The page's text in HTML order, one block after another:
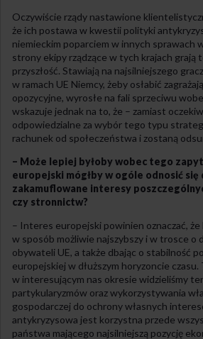
Oczywiście rządy nastawione
że ich postawa w kwestii polityki
niemieckim poparciem w innych sprawach
strony ekipy rządzące w tych krajach grają
przyszłość. Stawiają na najsilniejszego
w ramach UE Niemcy, żeby osłabić
opozycyjne, wyrosłe na fali sprzeciwu
wskazuje jednak na to, że – zamiast
odpowiedzialne za wybór tego typu
rachunek od społeczeństwa i zostaną
– Może lepiej byłoby wobec tego
europejski mógłby w ogóle odnosić się
zakamuflowane interesy
czy stronnictw?
– Interes europejski powinien oznaczać, że
w sposób możliwie najszybszy i w trosce o
obywateli UE, a także dbając o stabilność
europejskiej w dłuższym horyzoncie czasu.
w interesującym nas okresie widzieliśmy
partykularyzmów oraz wykorzystywania
gospodarczej do ochrony własnych
antykryzysowa jest korzystna przede
państwa mającego najsilniejszą pozycję